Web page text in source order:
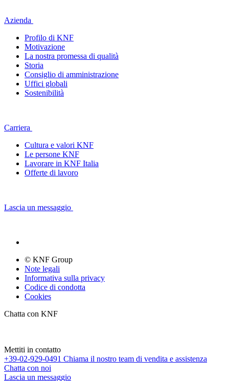
Azienda
Profilo di KNF
Motivazione
La nostra promessa di qualità
Storia
Consiglio di amministrazione
Uffici globali
Sostenibilità
Carriera
Cultura e valori KNF
Le persone KNF
Lavorare in KNF Italia
Offerte di lavoro
Lascia un messaggio
© KNF Group
Note legali
Informativa sulla privacy
Codice di condotta
Cookies
Chatta con KNF
Mettiti in contatto
+39-02-929-0491 Chiama il nostro team di vendita e assistenza
Chatta con noi
Lascia un messaggio